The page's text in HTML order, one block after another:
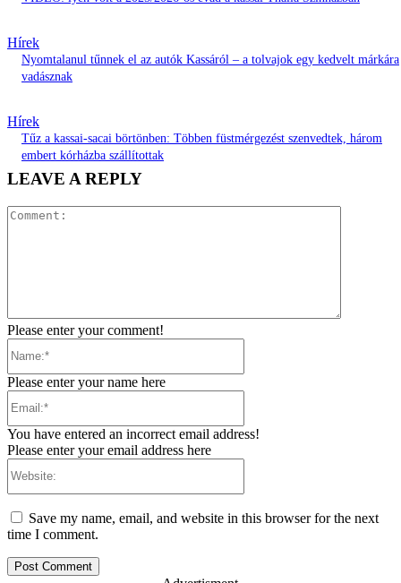
Hírek
Nyomtalanul tűnnek el az autók Kassáról – a tolvajok egy kedvelt márkára
vadásznak
Hírek
Tűz a kassai-sacai börtönben: Többen füstmérgezést szenvedtek, három
embert kórházba szállítottak
LEAVE A REPLY
Please enter your comment!
Please enter your name here
You have entered an incorrect email address!
Please enter your email address here
Save my name, email, and website in this browser for the next
time I comment.